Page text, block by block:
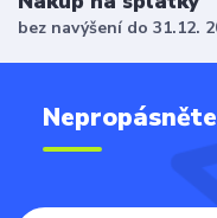
bez navýšení do 31.12.